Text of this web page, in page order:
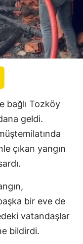
bağlı Tozköy
geldi.
çıkan yangın
bir eve de
vatandaşlar
bildirdi.